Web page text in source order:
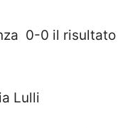
0-0 il risultato
Lulli